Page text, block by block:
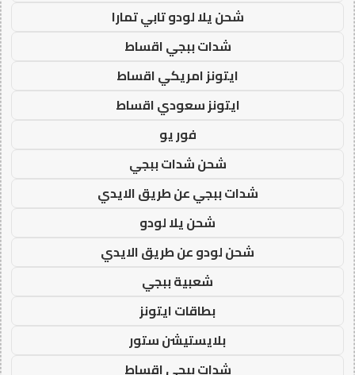
شحن يلا لودو تابي تمارا
شدات ببجي اقساط
ايتونز امريكي اقساط
ايتونز سعودي اقساط
فور يو
شحن شدات ببجي
شدات ببجي عن طريق الايدي
شحن يلا لودو
شحن لودو عن طريق الايدي
شعبية ببجي
بطاقات ايتونز
بلايستيشن ستور
شدات ببجي اقساط